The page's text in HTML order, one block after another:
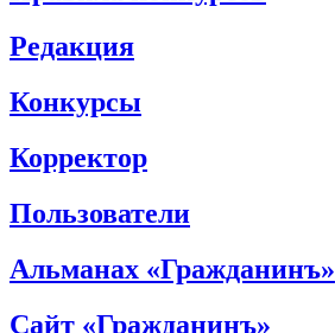
Редакция
Конкурсы
Корректор
Пользователи
Альманах «Гражданинъ»
Сайт «Гражданинъ»